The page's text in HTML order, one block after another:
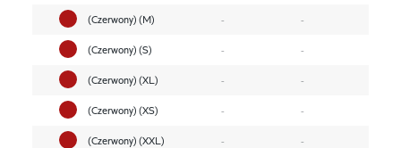
(Czerwony) (M)
-
-
(Czerwony) (S)
-
-
(Czerwony) (XL)
-
-
(Czerwony) (XS)
-
-
(Czerwony) (XXL)
-
-